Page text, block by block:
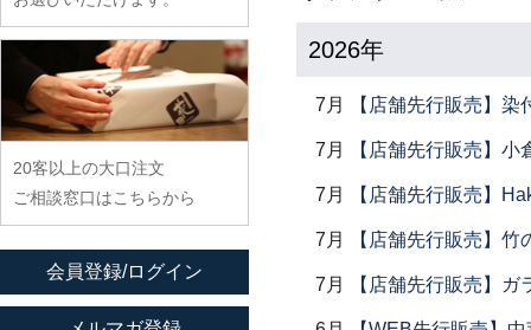
2026年
7月 【店舗先行販売】染
7月 【店舗先行販売】
7月 【店舗先行販売】
7月 【店舗先行販売】竹
7月 【店舗先行販売】ガ
海野裕
浦陽子
遠藤マサヒロ
大井寛史
大久保公太郎
大沢和義
大平新五
大前史
大和田友香
近藤亮介
ほたる窯
堀畑蘭
森知恵子
森悠紀子
森下綾
20客以上の大口注文
ご相談窓口はこちらから
会員登録/ログイン